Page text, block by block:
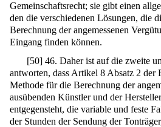
Gemeinschaftsrecht; sie gibt einen
den die verschiedenen Lösungen, die
Berechnung der angemessenen
Eingang finden können.
[50] 46. Daher ist auf die zweite
antworten, dass Artikel 8 Absatz 2 der
Methode für die Berechnung der
ausübenden Künstler und der
entgegensteht, die variable und feste
der Stunden der Sendung der